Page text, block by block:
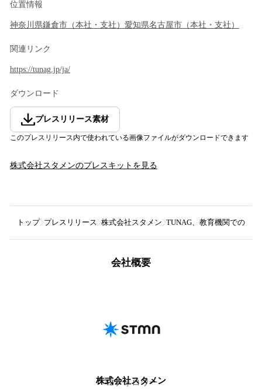
位置情報
神奈川県鎌倉市 （本社・支社 ） 愛知県名古屋市 （本社・支社 ）
関連リンク
https://tunag.jp/ja/
ダウンロード
プレスリリース素材
このプレスリリース内で使われている画像ファイルがダウンロードできます
株式会社スタメンのプレスキットを見る
トップ プレスリリース 株式会社スタメン TUNAG、教育機関での利
会社概要
株式会社スタメン
42フォロワー